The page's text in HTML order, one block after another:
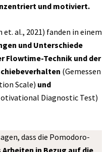
und motiviert.
al., 2021) fanden in einem
und Unterschiede
Flowtime-Technik und der
(Gemessen
Scale) und
Diagnostic Test)
dass die Pomodoro-